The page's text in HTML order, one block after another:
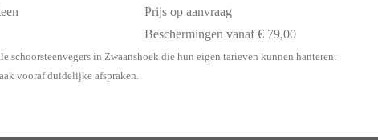
Prijs op aanvraag
Beschermingen vanaf € 79,00
schoorsteenvegers in Zwaanshoek die hun eigen tarieven kunnen hanteren.
vooraf duidelijke afspraken.